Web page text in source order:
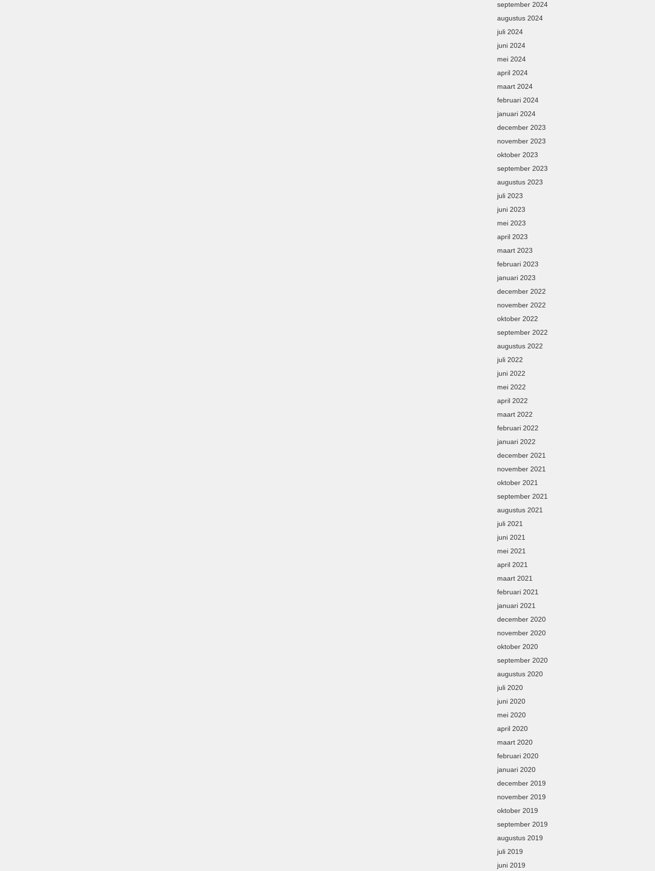
september 2024
augustus 2024
juli 2024
juni 2024
mei 2024
april 2024
maart 2024
februari 2024
januari 2024
december 2023
november 2023
oktober 2023
september 2023
augustus 2023
juli 2023
juni 2023
mei 2023
april 2023
maart 2023
februari 2023
januari 2023
december 2022
november 2022
oktober 2022
september 2022
augustus 2022
juli 2022
juni 2022
mei 2022
april 2022
maart 2022
februari 2022
januari 2022
december 2021
november 2021
oktober 2021
september 2021
augustus 2021
juli 2021
juni 2021
mei 2021
april 2021
maart 2021
februari 2021
januari 2021
december 2020
november 2020
oktober 2020
september 2020
augustus 2020
juli 2020
juni 2020
mei 2020
april 2020
maart 2020
februari 2020
januari 2020
december 2019
november 2019
oktober 2019
september 2019
augustus 2019
juli 2019
juni 2019